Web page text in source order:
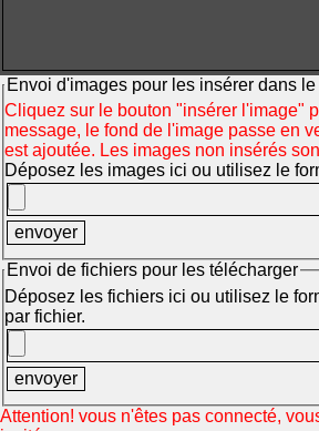
Envoi d'images pour les insérer dans
Cliquez sur le bouton "insérer l'image"
message, le fond de l'image passe en
est ajoutée. Les images non insérés
Déposez les images ici ou utilisez le
Envoi de fichiers pour les télécharger
Déposez les fichiers ici ou utilisez le
par fichier.
Attention! vous n'êtes pas connecté,